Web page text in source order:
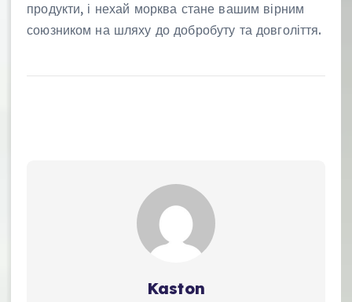
продукти, і нехай морква стане вашим вірним
союзником на шляху до добробуту та довголіття.
Kaston